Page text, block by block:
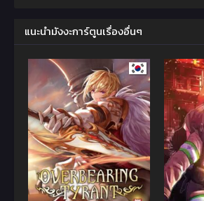
แนะนำมังงะการ์ตูนเรื่องอื่นๆ